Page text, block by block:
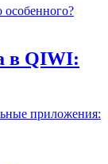
в QIWI: